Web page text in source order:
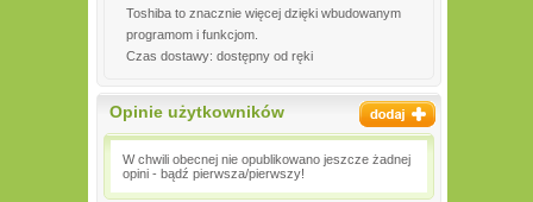
Toshiba to znacznie więcej dzięki wbudowanym
programom i funkcjom.
Czas dostawy: dostępny od ręki
Opinie użytkowników
W chwili obecnej nie opublikowano jeszcze żadnej
opini - bądź pierwsza/pierwszy!